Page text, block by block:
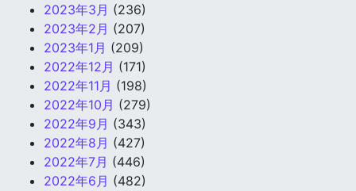
2023年3月 (236)
2023年2月 (207)
2023年1月 (209)
2022年12月 (171)
2022年11月 (198)
2022年10月 (279)
2022年9月 (343)
2022年8月 (427)
2022年7月 (446)
2022年6月 (482)